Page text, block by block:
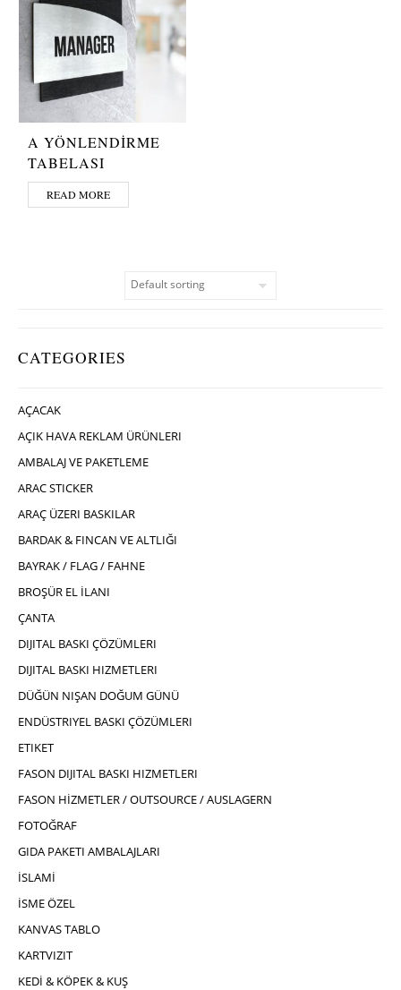
CATEGORIES
AÇACAK
AÇIK HAVA REKLAM ÜRÜNLERI
AMBALAJ VE PAKETLEME
ARAC STICKER
ARAÇ ÜZERI BASKILAR
BARDAK & FINCAN VE ALTLIĞI
BAYRAK / FLAG / FAHNE
BROŞÜR EL İLANI
ÇANTA
DIJITAL BASKI ÇÖZÜMLERI
DIJITAL BASKI HIZMETLERI
DÜĞÜN NIŞAN DOĞUM GÜNÜ
ENDÜSTRIYEL BASKI ÇÖZÜMLERI
ETIKET
FASON DIJITAL BASKI HIZMETLERI
FASON HİZMETLER / OUTSOURCE / AUSLAGERN
FOTOĞRAF
GIDA PAKETI AMBALAJLARI
İSLAMİ
İSME ÖZEL
KANVAS TABLO
KARTVIZIT
KEDİ & KÖPEK & KUŞ
A YÖNLENDİRME
TABELASI
READ MORE